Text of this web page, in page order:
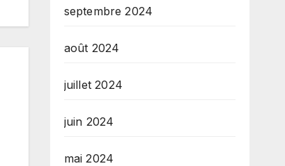
septembre 2024
août 2024
juillet 2024
juin 2024
mai 2024